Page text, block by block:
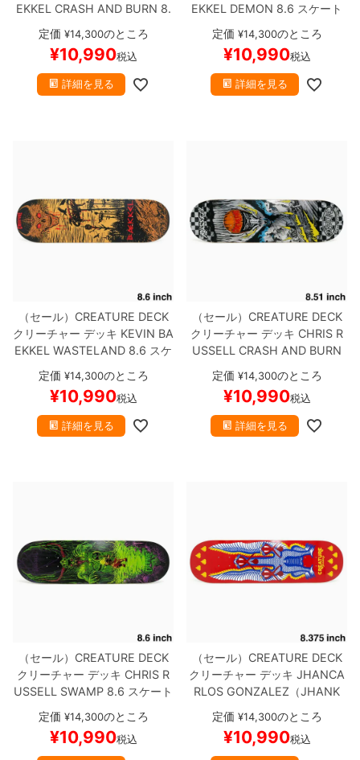
EKKEL CRASH AND BURN 8.
スケートボード スケボー
定価 ¥14,300のところ
¥10,990税込
詳細を見る
EKKEL DEMON 8.6 スケート
定価 ¥14,300のところ
¥10,990税込
詳細を見る
（セール） CREATURE DECK
クリーチャー デッキ KEVIN BA
EKKEL WASTELAND 8.6 スケ
ートボード スケボー
定価 ¥14,300のところ
¥10,990税込
詳細を見る
（セール） CREATURE DECK
クリーチャー デッキ CHRIS R
USSELL CRASH AND BURN
スケートボード スケボー
定価 ¥14,300のところ
¥10,990税込
詳細を見る
（セール） CREATURE DECK
クリーチャー デッキ CHRIS R
USSELL SWAMP 8.6 スケート
定価 ¥14,300のところ
¥10,990税込
（セール） CREATURE DECK
クリーチャー デッキ JHANCA
RLOS GONZALEZ（JHANK
SNAKES 8.375
ード スケボー
定価 ¥14,300のところ
¥10,990税込